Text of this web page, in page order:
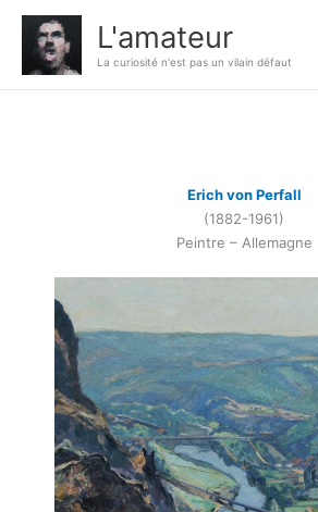
contenu
L'amateur
La curiosité n'est pas un vilain défaut
Erich von Perfall
(1882-1961)
Peintre – Allemagne